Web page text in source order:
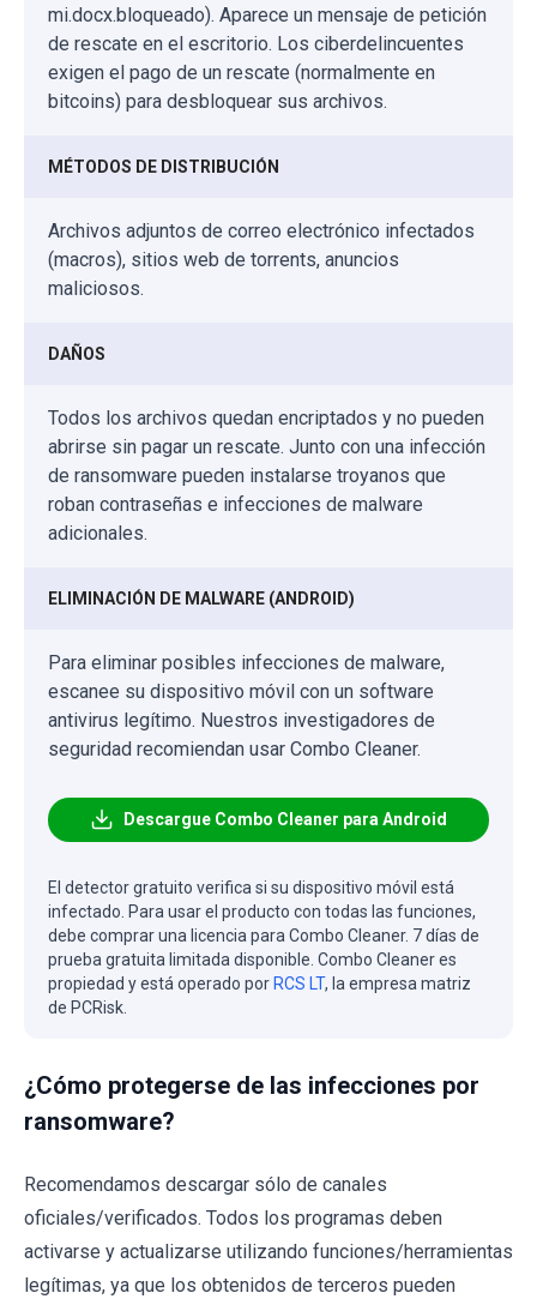
mi.docx.bloqueado). Aparece un mensaje de petición
de rescate en el escritorio. Los ciberdelincuentes
exigen el pago de un rescate (normalmente en
bitcoins) para desbloquear sus archivos.
MÉTODOS DE DISTRIBUCIÓN
Archivos adjuntos de correo electrónico infectados
(macros), sitios web de torrents, anuncios
maliciosos.
DAÑOS
Todos los archivos quedan encriptados y no pueden
abrirse sin pagar un rescate. Junto con una infección
de ransomware pueden instalarse troyanos que
roban contraseñas e infecciones de malware
adicionales.
ELIMINACIÓN DE MALWARE (ANDROID)
Para eliminar posibles infecciones de malware,
escanee su dispositivo móvil con un software
antivirus legítimo. Nuestros investigadores de
seguridad recomiendan usar Combo Cleaner.
Descargue Combo Cleaner para Android
El detector gratuito verifica si su dispositivo móvil está
infectado. Para usar el producto con todas las funciones,
debe comprar una licencia para Combo Cleaner. 7 días de
prueba gratuita limitada disponible. Combo Cleaner es
propiedad y está operado por RCS LT, la empresa matriz
de PCRisk.
¿Cómo protegerse de las infecciones por
ransomware?
Recomendamos descargar sólo de canales
oficiales/verificados. Todos los programas deben
activarse y actualizarse utilizando funciones/herramientas
legítimas, ya que los obtenidos de terceros pueden